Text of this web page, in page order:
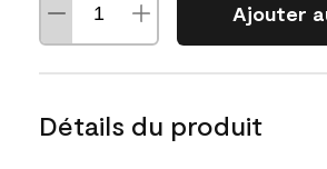
Ajouter
Détails du produit